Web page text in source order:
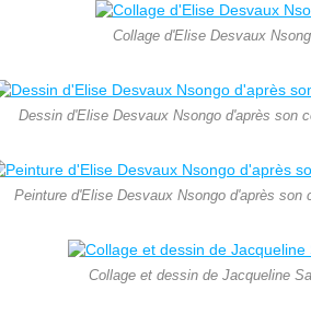
Collage d'Elise Desvaux
Dessin d'Elise Desvaux Nsongo d'après son
Peinture d'Elise Desvaux Nsongo d'après son
Collage et dessin de Jacqueline